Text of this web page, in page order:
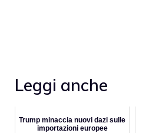
Leggi anche
Trump minaccia nuovi dazi sulle
importazioni europee